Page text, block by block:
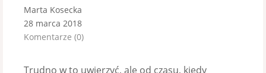
Marta Kosecka
28 marca 2018
Komentarze (0)
Trudno w to uwierzyć, ale od czasu, kiedy